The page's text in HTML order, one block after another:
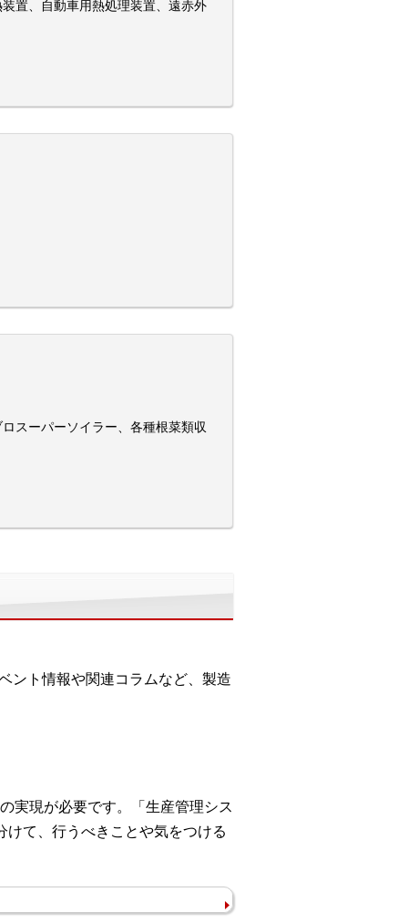
置、自動車用熱処理装置、遠赤外
スーパーソイラー、各種根菜類収
ント情報や関連コラムなど、製造
実現が必要です。「生産管理シス
て、行うべきことや気をつける